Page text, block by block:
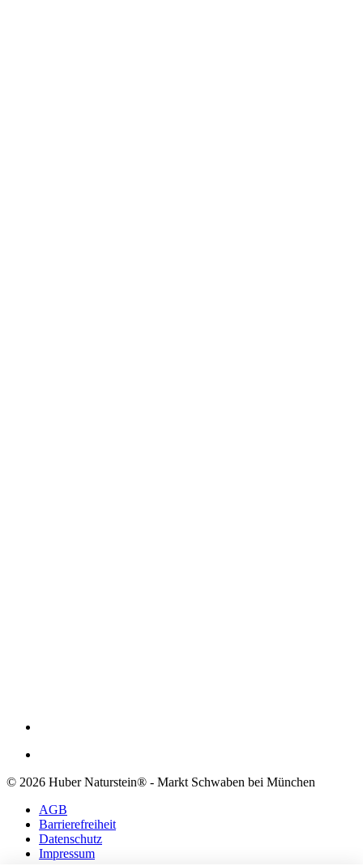
© 2026 Huber Naturstein® - Markt Schwaben bei München
AGB
Barrierefreiheit
Datenschutz
Impressum